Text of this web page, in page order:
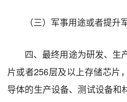
（三）军事用途或者提升
四、最终用途为研发、生
片或者256层及以上存储芯片
导体的生产设备、测试设备和